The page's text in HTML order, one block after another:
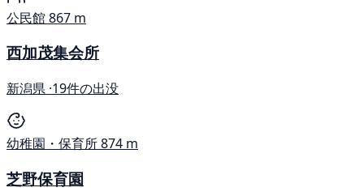
公民館867 m
西加茂集会所
新潟県 ·19件の出没
幼稚園・保育所874 m
芝野保育園